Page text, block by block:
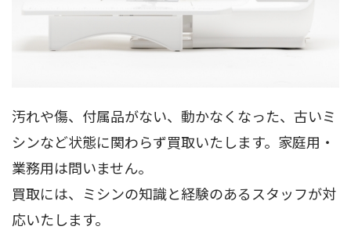
汚れや傷、付属品がない、動かなくなった、古いミ
シンなど状態に関わらず買取いたします。家庭用・
業務用は問いません。
買取には、ミシンの知識と経験のあるスタッフが対
応いたします。